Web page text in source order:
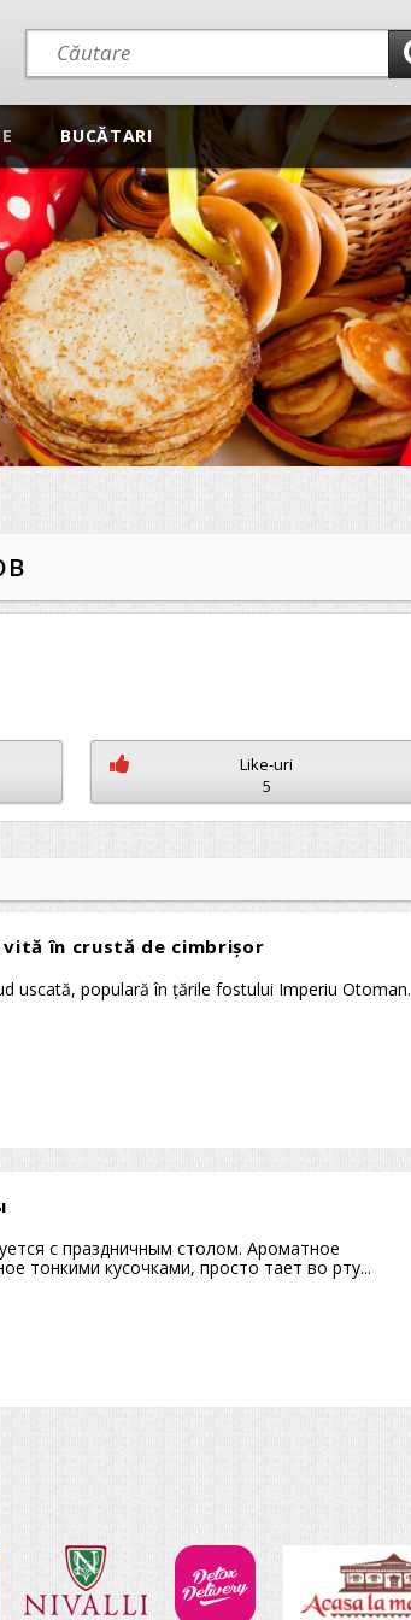
BUCĂTARI
Like-uri
5
vită în crustă de cimbrişor
uscată, populară în ţările fostului Imperiu Otoman.
с праздничным столом. Ароматное
тонкими кусочками, просто тает во рту...